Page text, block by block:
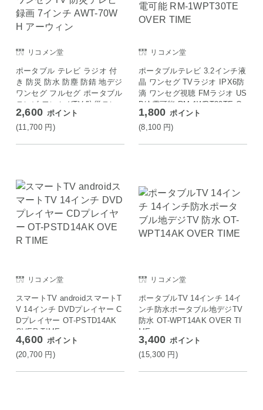
リコメン堂
ポータブル テレビ ラジオ 付
き 防災 防水 防塵 防錆 地デジ
ワンセグ フルセグ ポータブル
テレビ ワンセグTV 防災テレ
ビ 録画 7インチ AWT-70WH
アーウィン
2,600 ポイント
(11,700 円)
リコメン堂
ポータブルテレビ 3.2インチ液
晶 ワンセグ TVラジオ IPX6防
滴 ワンセグ視聴 FMラジオ US
B給電可能 RM-1WPT30TE O
VER TIME
1,800 ポイント
(8,100 円)
リコメン堂
スマートTV androidスマートT
V 14インチ DVDプレイヤー C
Dプレイヤー OT-PSTD14AK
OVER TIME
4,600 ポイント
(20,700 円)
リコメン堂
ポータブルTV 14インチ 14イ
ンチ防水ポータブル地デジTV
防水 OT-WPT14AK OVER TI
ME
3,400 ポイント
(15,300 円)